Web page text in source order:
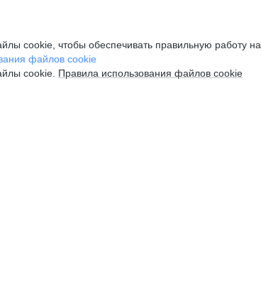
cookie, чтобы обеспечивать правильную работу
файлов cookie
cookie. Правила использования файлов cookie